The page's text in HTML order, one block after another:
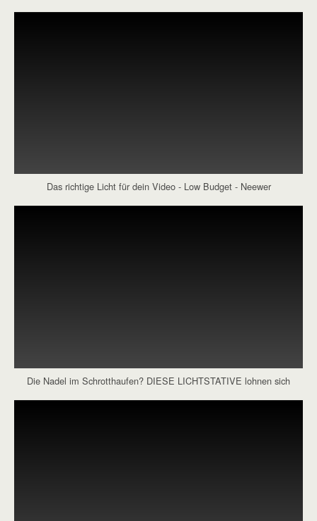
Das richtige Licht für dein Video - Low Budget - Neewer
Die Nadel im Schrotthaufen? DIESE LICHTSTATIVE lohnen sich